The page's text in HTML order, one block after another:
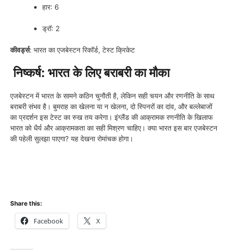
हार: 6
ड्रॉ: 2
कीवर्ड्स: भारत का एजबेस्टन रिकॉर्ड, टेस्ट क्रिकेट
निष्कर्ष: भारत के लिए बराबरी का मौका
एजबेस्टन में भारत के सामने कठिन चुनौती है, लेकिन सही चयन और रणनीति के साथ
बराबरी संभव है। बुमराह का खेलना या न खेलना, दो स्पिनरों का दांव, और बल्लेबाजों
का प्रदर्शन इस टेस्ट का रुख तय करेगा। इंग्लैंड की आक्रामक रणनीति के खिलाफ
भारत को धैर्य और आक्रामकता का सही मिश्रण चाहिए। क्या भारत इस बार एजबेस्टन
की पहेली सुलझा पाएगा? यह देखना रोमांचक होगा।
Share this:
Facebook X